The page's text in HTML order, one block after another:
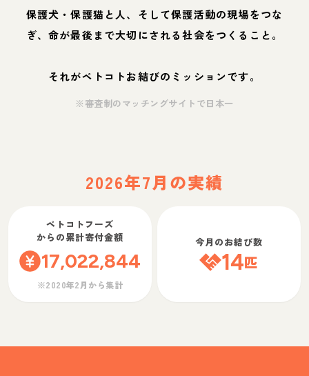
保護犬・保護猫と人、そして保護活動の現場をつな
ぎ、命が最後まで大切にされる社会をつくること。
それがペトコトお結びのミッションです。
※審査制のマッチングサイトで日本一
2026年7月の実績
ペトコトフーズ
からの累計寄付金額
17,022,844
※2020年2月から集計
今月のお結び数
14匹